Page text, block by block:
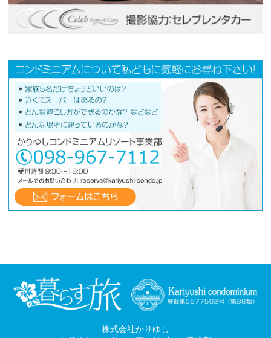
株式会社かりゆし